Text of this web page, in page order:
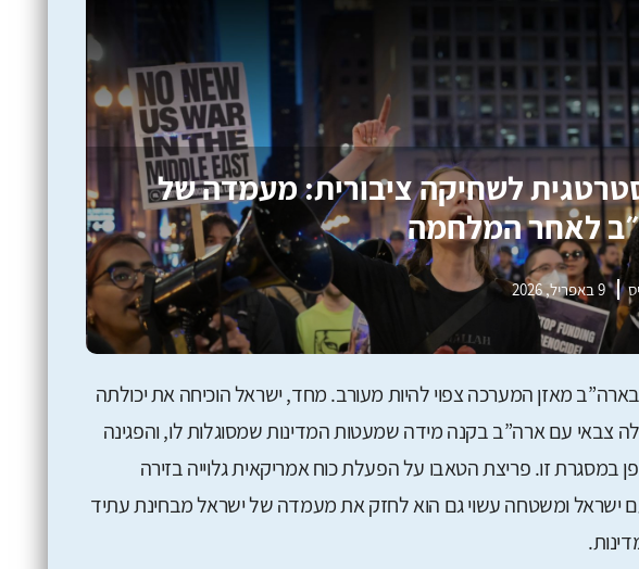
לשחיקה ציבורית: מעמדה של
לאחר המלחמה
9 באפריל, 2026
מאזן המערכה צפוי להיות מעורב. מחד, ישראל הוכיחה את יכולתה
צבאי עם ארה”ב בקנה מידה שמעטות המדינות שמסוגלות לו, והפגינה
במסגרת זו. פריצת הטאבו על הפעלת כוח אמריקאית גלוייה בזירה
ישראל ומשטחה עשוי גם הוא לחזק את מעמדה של ישראל מבחינת עתיד